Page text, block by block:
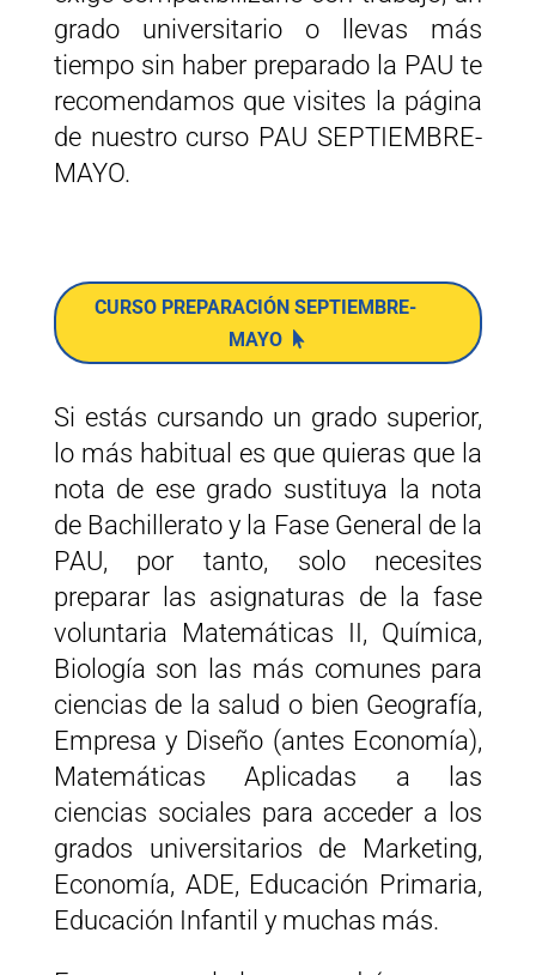
grado universitario o llevas más
tiempo sin haber preparado la PAU te
recomendamos que visites la página
de nuestro curso PAU SEPTIEMBRE-
MAYO.
CURSO PREPARACIÓN SEPTIEMBRE-
MAYO
Si estás cursando un grado superior,
lo más habitual es que quieras que la
nota de ese grado sustituya la nota
de Bachillerato y la Fase General de la
PAU, por tanto, solo necesites
preparar las asignaturas de la fase
voluntaria Matemáticas II, Química,
Biología son las más comunes para
ciencias de la salud o bien Geografía,
Empresa y Diseño (antes Economía),
Matemáticas Aplicadas a las
ciencias sociales para acceder a los
grados universitarios de Marketing,
Economía, ADE, Educación Primaria,
Educación Infantil y muchas más.